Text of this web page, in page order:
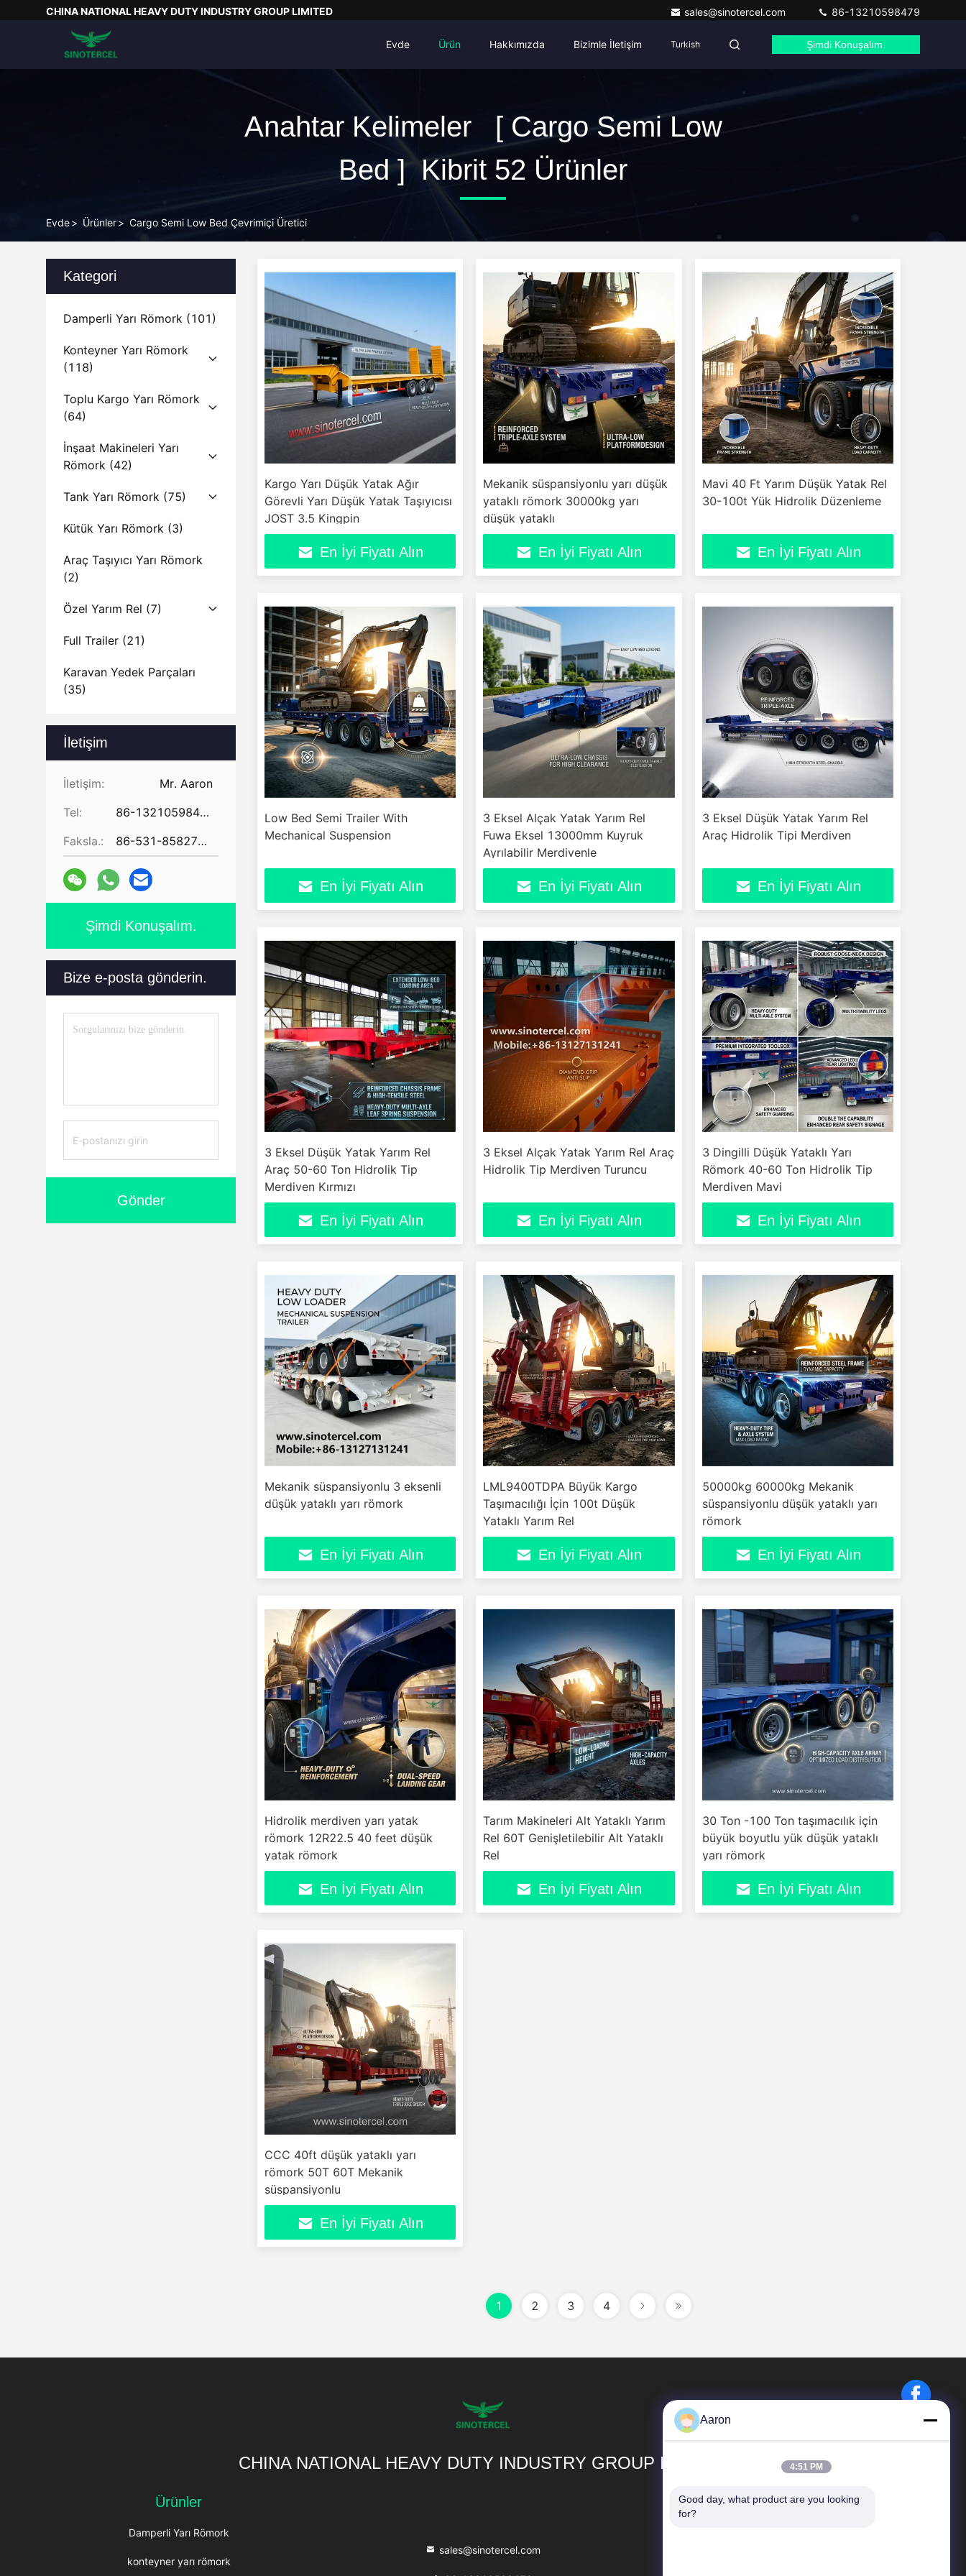
CHINA NATIONAL HEAVY DUTY INDUSTRY GROUP LIMITED sales@sinotercel.com 86-13210598479
Evde Ürün Hakkımızda Bizimle İletişim Turkish Şimdi Konuşalım.
Anahtar Kelimeler [ Cargo Semi Low
Bed ] Kibrit 52 Ürünler
Evde> Ürünler> Cargo Semi Low Bed Çevrimiçi Üretici
Kategori
Damperli Yarı Römork (101)
Konteyner Yarı Römork
(118)
Toplu Kargo Yarı Römork
(64)
İnşaat Makineleri Yarı
Römork (42)
Tank Yarı Römork (75)
Kütük Yarı Römork (3)
Araç Taşıyıcı Yarı Römork
(2)
Özel Yarım Rel (7)
Full Trailer (21)
Karavan Yedek Parçaları
(35)
İletişim
İletişim:
Mr. Aaron
Tel:
86-13210598479
Faksla.:
86-531-85827672
Şimdi Konuşalım.
Bize e-posta gönderin.
Gönder
Kargo Yarı Düşük Yatak Ağır
Görevli Yarı Düşük Yatak Taşıyıcısı
JOST 3.5 Kingpin
En İyi Fiyatı Alın
Mekanik süspansiyonlu yarı düşük
yataklı römork 30000kg yarı
düşük yataklı
En İyi Fiyatı Alın
Mavi 40 Ft Yarım Düşük Yatak Rel
30-100t Yük Hidrolik Düzenleme
En İyi Fiyatı Alın
Low Bed Semi Trailer With
Mechanical Suspension
En İyi Fiyatı Alın
3 Eksel Alçak Yatak Yarım Rel
Fuwa Eksel 13000mm Kuyruk
Ayrılabilir Merdivenle
En İyi Fiyatı Alın
3 Eksel Düşük Yatak Yarım Rel
Araç Hidrolik Tipi Merdiven
En İyi Fiyatı Alın
3 Eksel Düşük Yatak Yarım Rel
Araç 50-60 Ton Hidrolik Tip
Merdiven Kırmızı
En İyi Fiyatı Alın
3 Eksel Alçak Yatak Yarım Rel Araç
Hidrolik Tip Merdiven Turuncu
En İyi Fiyatı Alın
3 Dingilli Düşük Yataklı Yarı
Römork 40-60 Ton Hidrolik Tip
Merdiven Mavi
En İyi Fiyatı Alın
Mekanik süspansiyonlu 3 eksenli
düşük yataklı yarı römork
En İyi Fiyatı Alın
LML9400TDPA Büyük Kargo
Taşımacılığı İçin 100t Düşük
Yataklı Yarım Rel
En İyi Fiyatı Alın
50000kg 60000kg Mekanik
süspansiyonlu düşük yataklı yarı
römork
En İyi Fiyatı Alın
Hidrolik merdiven yarı yatak
römork 12R22.5 40 feet düşük
yatak römork
En İyi Fiyatı Alın
Tarım Makineleri Alt Yataklı Yarım
Rel 60T Genişletilebilir Alt Yataklı
Rel
En İyi Fiyatı Alın
30 Ton -100 Ton taşımacılık için
büyük boyutlu yük düşük yataklı
yarı römork
En İyi Fiyatı Alın
CCC 40ft düşük yataklı yarı
römork 50T 60T Mekanik
süspansiyonlu
En İyi Fiyatı Alın
1 2 3 4
CHINA NATIONAL HEAVY DUTY INDUSTRY GROUP LIMITED
Ürünler
Damperli Yarı Römork
konteyner yarı römork
sales@sinotercel.com
Hızlı Bağlantılar
Aaron
4:51 PM
Good day, what product are you looking
for?